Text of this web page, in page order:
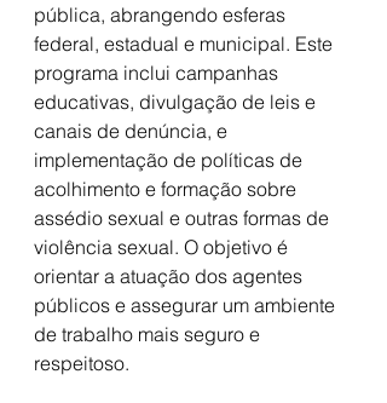
pública, abrangendo esferas
federal, estadual e municipal. Este
programa inclui campanhas
educativas, divulgação de leis e
canais de denúncia, e
implementação de políticas de
acolhimento e formação sobre
assédio sexual e outras formas de
violência sexual. O objetivo é
orientar a atuação dos agentes
públicos e assegurar um ambiente
de trabalho mais seguro e
respeitoso.